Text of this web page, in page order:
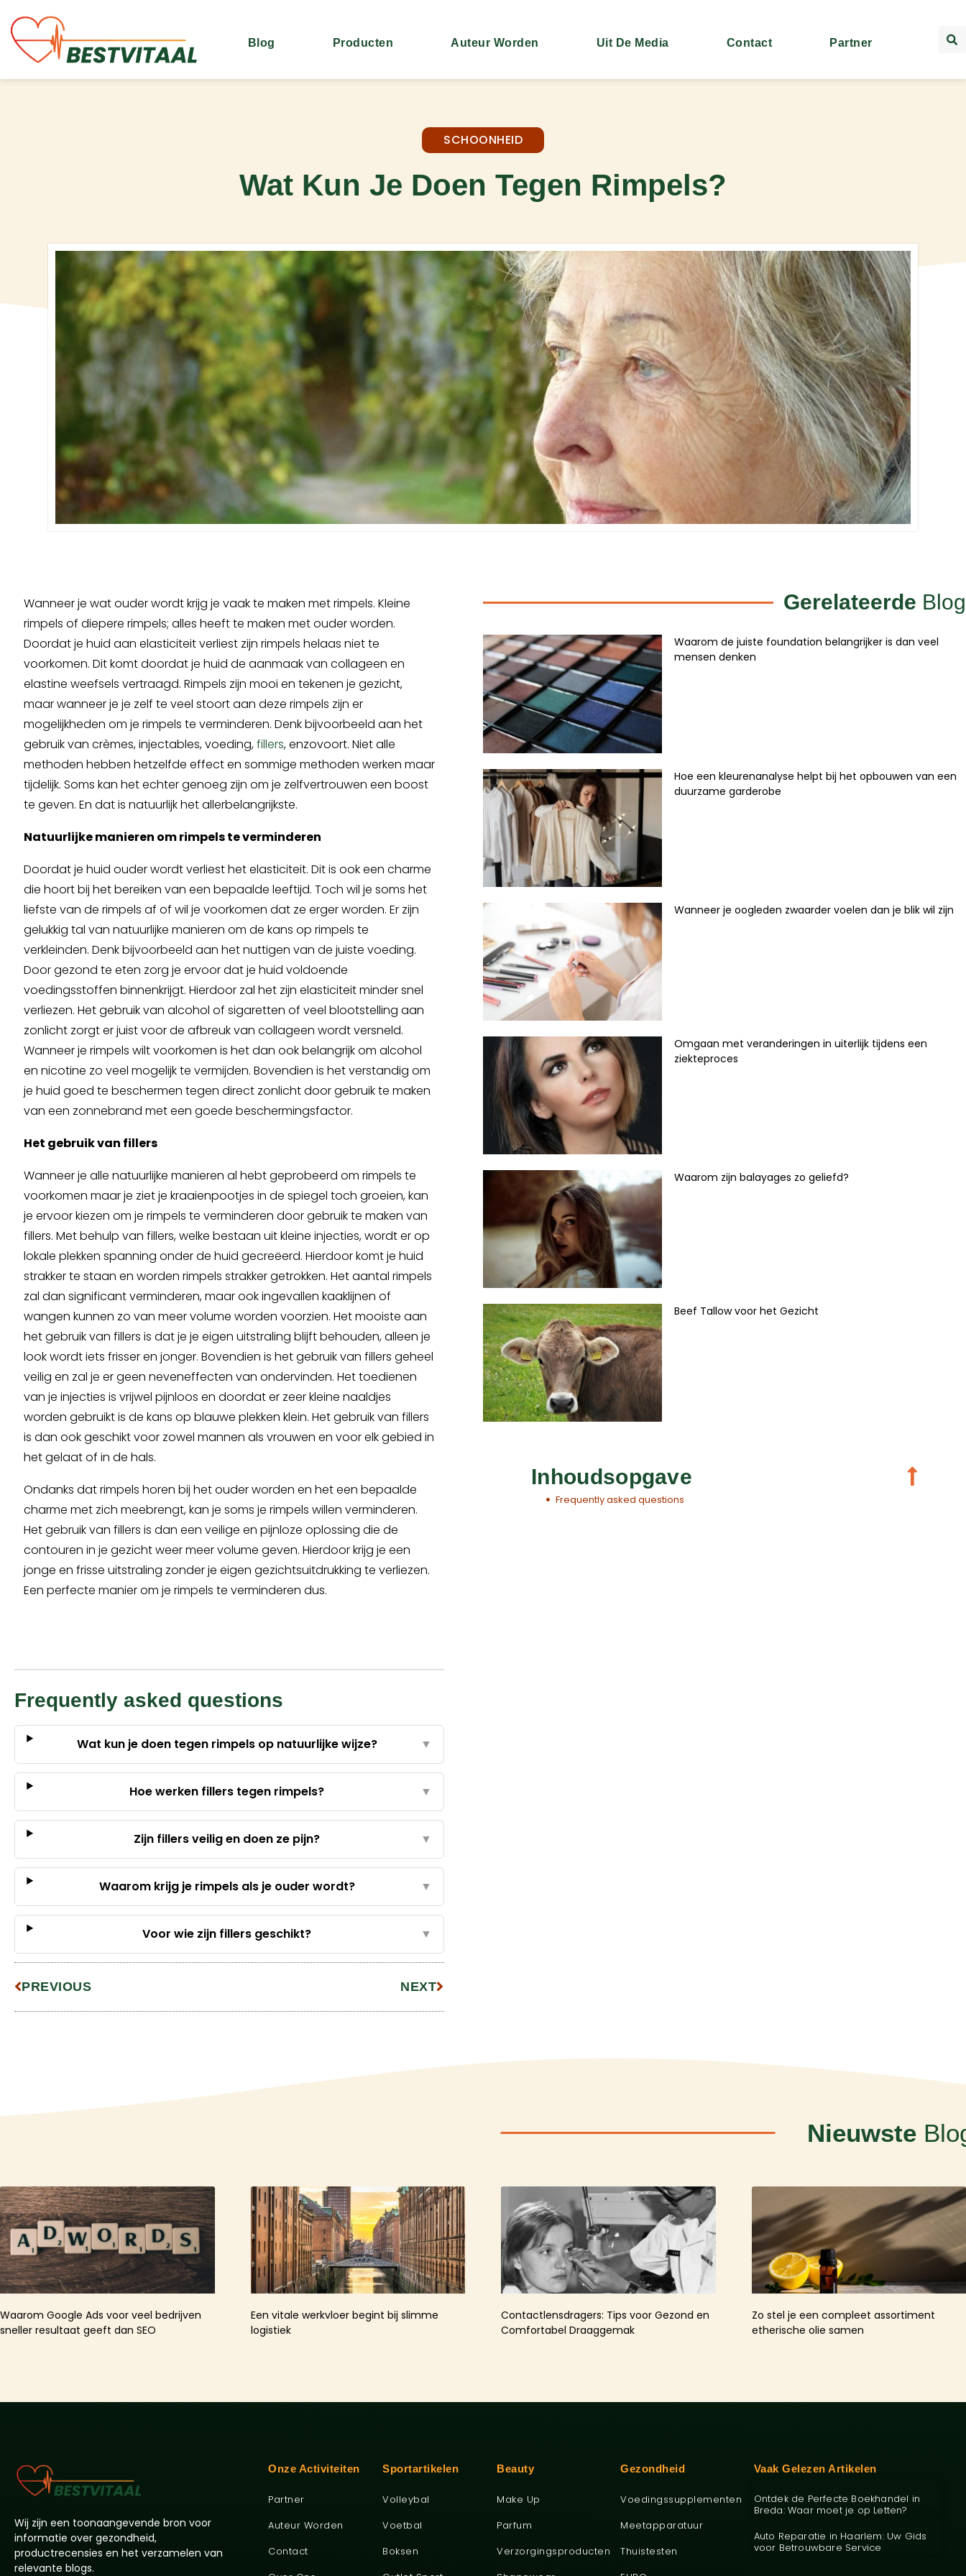
Blog Producten Auteur Worden Uit De Media Contact Partner
SCHOONHEID
Wat Kun Je Doen Tegen Rimpels?
Wanneer je wat ouder wordt krijg je vaak te maken met rimpels. Kleine
rimpels of diepere rimpels; alles heeft te maken met ouder worden.
Doordat je huid aan elasticiteit verliest zijn rimpels helaas niet te
voorkomen. Dit komt doordat je huid de aanmaak van collageen en
elastine weefsels vertraagd. Rimpels zijn mooi en tekenen je gezicht,
maar wanneer je je zelf te veel stoort aan deze rimpels zijn er
mogelijkheden om je rimpels te verminderen. Denk bijvoorbeeld aan het
gebruik van crèmes, injectables, voeding,fillers, enzovoort. Niet alle
methoden hebben hetzelfde effect en sommige methoden werken maar
tijdelijk. Soms kan het echter genoeg zijn om je zelfvertrouwen een boost
te geven. En dat is natuurlijk het allerbelangrijkste.
Natuurlijke manieren om rimpels te verminderen
Doordat je huid ouder wordt verliest het elasticiteit. Dit is ook een charme
die hoort bij het bereiken van een bepaalde leeftijd. Toch wil je soms het
liefste van de rimpels af of wil je voorkomen dat ze erger worden. Er zijn
gelukkig tal van natuurlijke manieren om de kans op rimpels te
verkleinden. Denk bijvoorbeeld aan het nuttigen van de juiste voeding.
Door gezond te eten zorg je ervoor dat je huid voldoende
voedingsstoffen binnenkrijgt. Hierdoor zal het zijn elasticiteit minder snel
verliezen. Het gebruik van alcohol of sigaretten of veel blootstelling aan
zonlicht zorgt er juist voor de afbreuk van collageen wordt versneld.
Wanneer je rimpels wilt voorkomen is het dan ook belangrijk om alcohol
en nicotine zo veel mogelijk te vermijden. Bovendien is het verstandig om
je huid goed te beschermen tegen direct zonlicht door gebruik te maken
van een zonnebrand met een goede beschermingsfactor.
Het gebruik van fillers
Wanneer je alle natuurlijke manieren al hebt geprobeerd om rimpels te
voorkomen maar je ziet je kraaienpootjes in de spiegel toch groeien, kan
je ervoor kiezen om je rimpels te verminderen door gebruik te maken van
fillers. Met behulp van fillers, welke bestaan uit kleine injecties, wordt er op
lokale plekken spanning onder de huid gecreëerd. Hierdoor komt je huid
strakker te staan en worden rimpels strakker getrokken. Het aantal rimpels
zal dan significant verminderen, maar ook ingevallen kaaklijnen of
wangen kunnen zo van meer volume worden voorzien. Het mooiste aan
het gebruik van fillers is dat je je eigen uitstraling blijft behouden, alleen je
look wordt iets frisser en jonger. Bovendien is het gebruik van fillers geheel
veilig en zal je er geen neveneffecten van ondervinden. Het toedienen
van je injecties is vrijwel pijnloos en doordat er zeer kleine naaldjes
worden gebruikt is de kans op blauwe plekken klein. Het gebruik van fillers
is dan ook geschikt voor zowel mannen als vrouwen en voor elk gebied in
het gelaat of in de hals.
Ondanks dat rimpels horen bij het ouder worden en het een bepaalde
charme met zich meebrengt, kan je soms je rimpels willen verminderen.
Het gebruik van fillers is dan een veilige en pijnloze oplossing die de
contouren in je gezicht weer meer volume geven. Hierdoor krijg je een
jonge en frisse uitstraling zonder je eigen gezichtsuitdrukking te verliezen.
Een perfecte manier om je rimpels te verminderen dus.
Frequently asked questions
Wat kun je doen tegen rimpels op natuurlijke wijze? ▼
Hoe werken fillers tegen rimpels? ▼
Zijn fillers veilig en doen ze pijn? ▼
Waarom krijg je rimpels als je ouder wordt? ▼
Voor wie zijn fillers geschikt? ▼
PREVIOUS NEXT
Gerelateerde Blog
Waarom de juiste foundation belangrijker is dan veel
mensen denken
Hoe een kleurenanalyse helpt bij het opbouwen van een
duurzame garderobe
Wanneer je oogleden zwaarder voelen dan je blik wil zijn
Omgaan met veranderingen in uiterlijk tijdens een
ziekteproces
Waarom zijn balayages zo geliefd?
Beef Tallow voor het Gezicht
Inhoudsopgave
Frequently asked questions
Nieuwste
Waarom Google Ads voor veel bedrijven
sneller resultaat geeft dan SEO
Een vitale werkvloer begint bij slimme
logistiek
Contactlensdragers: Tips voor Gezond en
Comfortabel Draaggemak
Zo stel je een compleet assortiment
etherische olie samen
Wij zijn een toonaangevende bron voor
informatie over gezondheid,
productrecensies en het verzamelen van
relevante blogs.
Onze Activiteiten
Partner
Auteur Worden
Contact
Sportartikelen
Volleybal
Voetbal
Boksen
Beauty
Make Up
Parfum
Verzorgingsproducten
Gezondheid
Voedingssupplementen
Meetapparatuur
Thuistesten
Vaak Gelezen Artikelen
Ontdek de Perfecte Boekhandel in
Breda: Waar moet je op Letten?
Auto Reparatie in Haarlem: Uw Gids
voor Betrouwbare Service